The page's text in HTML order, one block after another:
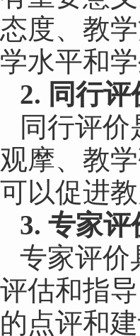
态度、教
学水平和学
2. 同行评
同行评
观摩、教
可以促进
3. 专家评
专家评价
评估和指
的点评和